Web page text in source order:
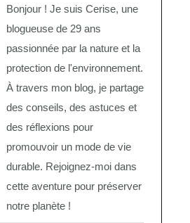
Bonjour ! Je suis Cerise, une
blogueuse de 29 ans
passionnée par la nature et la
protection de l'environnement.
À travers mon blog, je partage
des conseils, des astuces et
des réflexions pour
promouvoir un mode de vie
durable. Rejoignez-moi dans
cette aventure pour préserver
notre planète !